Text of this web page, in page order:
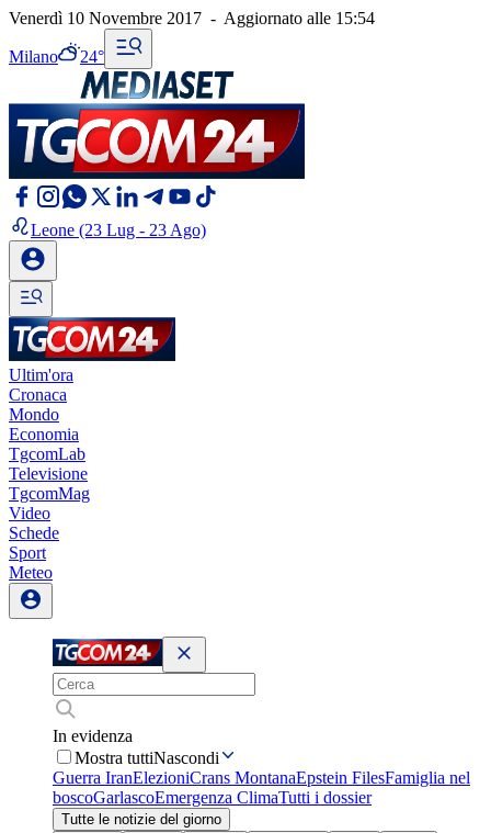
Venerdì 10 Novembre 2017 - Aggiornato alle 15:54
Milano 24°
Leone (23 Lug - 23 Ago)
Ultim'ora
Cronaca
Mondo
Economia
TgcomLab
Televisione
TgcomMag
Video
Schede
Sport
Meteo
In evidenza
Mostra tuttiNascondi
Guerra IranElezioniCrans MontanaEpstein FilesFamiglia nel
boscoGarlascoEmergenza ClimaTutti i dossier
Tutte le notizie del giorno